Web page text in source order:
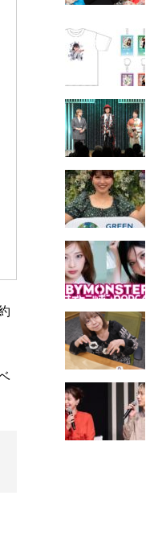
AD